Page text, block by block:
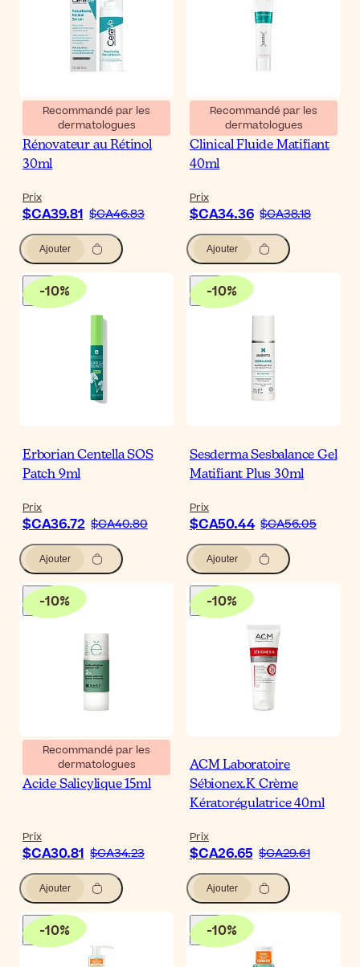
Recommandé par les
dermatologues
CeraVe Sérum
Rénovateur au Rétinol
30ml
Prix
$CA39.81 $CA46.83
Ajouter
Recommandé par les
dermatologues
Eucerin DermoPure
Clinical Fluide Matifiant
40ml
Prix
$CA34.36 $CA38.18
Ajouter
-10%
Erborian Centella SOS
Patch 9ml
Prix
$CA36.72 $CA40.80
Ajouter
-10%
Sesderma Sesbalance Gel
Matifiant Plus 30ml
Prix
$CA50.44 $CA56.05
Ajouter
-10%
Recommandé par les
dermatologues
Etat Pur Pure Active
Acide Salicylique 15ml
Prix
$CA30.81 $CA34.23
Ajouter
-10%
ACM Laboratoire
Sébionex.K Crème
Kératorégulatrice 40ml
Prix
$CA26.65 $CA29.61
Ajouter
-10% -10%